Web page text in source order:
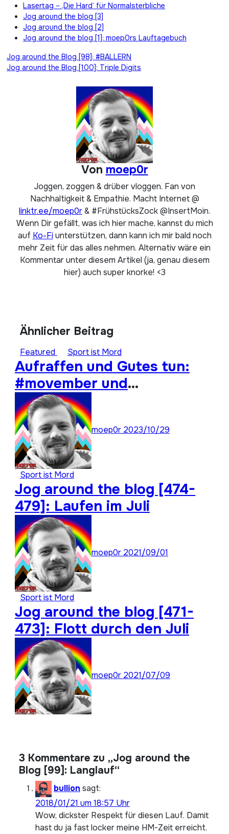
Lasertag – ‚Die Hard‘ für Normalsterbliche
Jog around the blog [3]
Jog around the blog [2]
Jog around the blog [1]: moep0rs Lauftagebuch
Beitragsnavigation
Jog around the Blog [98]: #BALLERN
Jog around the Blog [100]: Triple Digits
Von moep0r
Joggen, zoggen & drüber vloggen. Fan von
Nachhaltigkeit & Empathie. Macht Internet @
linktr.ee/moep0r& #FrühstücksZock @InsertMoin.
Wenn Dir gefällt, was ich hier mache, kannst du mich
auf Ko-Fiunterstützen, dann kann ich mir bald noch
mehr Zeit für das alles nehmen. Alternativ wäre ein
Kommentar unter diesem Artikel (ja, genau diesem
hier) auch super knorke! <3
Ähnlicher Beitrag
Featured Sport ist Mord
Aufraffen und Gutes tun:
#movember und
#moep0rthon 2023
moep0r 2023/10/29
Sport ist Mord
Jog around the blog [474-
479]: Laufen im Juli
moep0r 2021/09/01
Sport ist Mord
Jog around the blog [471-
473]: Flott durch den Juli
moep0r 2021/07/09
3 Kommentare zu „Jog around the
Blog [99]: Langlauf“
bullion sagt:
2018/01/21 um 18:57 Uhr
Wow, dickster Respekt für diesen Lauf. Damit
hast du ja fast locker meine HM-Zeit erreicht.